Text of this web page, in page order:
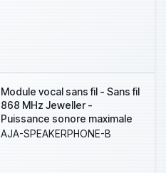
Module vocal sans fil - Sans fil
868 MHz Jeweller -
Puissance sonore maximale
103 dB - Alimentation 4 piles
AJA-SPEAKERPHONE-B